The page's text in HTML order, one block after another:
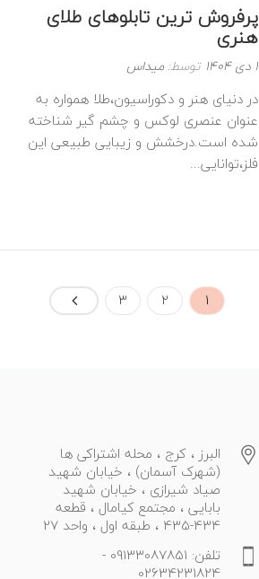
پرفروش‌ ترین تابلوهای طلای
هنری
نوشته
در
:
1 دی 1404 توسط: میداس
در دنیای هنر و دکوراسیون،طلا همواره به
عنوان عنصری لوکس و چشم‌ گیر شناخته
شده است.درخشش و زیبایی طبیعی این
فلز،توانایی...
مطلب
1
2
3
البرز ، کرج ، محله اشتراکی ها
(شهرک آسمان) ، خیابان شهید
صیاد شیرازی ، خیابان شهید
بابایی ، مجتمع کیامال ، قطعه
434-435 ، طبقه اول ، واحد 27
تلفن: 09133087851 -
02634231824